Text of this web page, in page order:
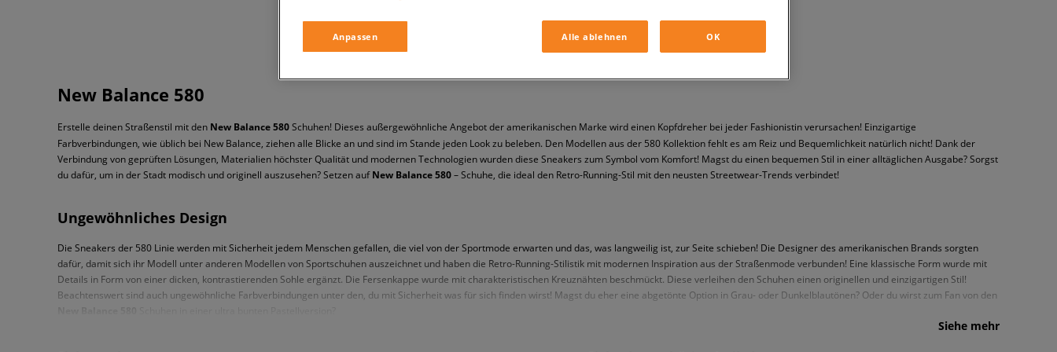
New Balance 580
Erstelle deinen Straßenstil mit den New Balance 580Schuhen! Dieses außergewöhnliche Angebot der amerikanischen Marke wird einen Kopfdreher bei jeder Fashionistin verursachen! Einzigartige
Farbverbindungen, wie üblich bei New Balance, ziehen alle Blicke an und sind im Stande jeden Look zu beleben. Den Modellen aus der 580 Kollektion fehlt es am Reiz und Bequemlichkeit natürlich nicht! Dank der
Verbindung von geprüften Lösungen, Materialien höchster Qualität und modernen Technologien wurden diese Sneakers zum Symbol vom Komfort! Magst du einen bequemen Stil in einer alltäglichen Ausgabe? Sorgst
du dafür, um in der Stadt modisch und originell auszusehen? Setzen aufNew Balance 580– Schuhe, die ideal den Retro-Running-Stil mit den neusten Streetwear-Trends verbindet!
Ungewöhnliches Design
Die Sneakers der 580 Linie werden mit Sicherheit jedem Menschen gefallen, die viel von der Sportmode erwarten und das, was langweilig ist, zur Seite schieben! Die Designer des amerikanischen Brands sorgten
dafür, damit sich ihr Modell unter anderen Modellen von Sportschuhen auszeichnet und haben die Retro-Running-Stilistik mit modernen Inspiration aus der Straßenmode verbunden! Eine klassische Form wurde mit
Details in Form von einer dicken, kontrastierenden Sohle ergänzt. Die Fersenkappe wurde mit charakteristischen Kreuznähten beschmückt. Diese verleihen den Schuhen einen originellen und einzigartigen Stil!
Beachtenswert sind auch ungewöhnliche Farbverbindungen unter den, du mit Sicherheit was für sich finden wirst! Magst du eher eine abgetönte Option in Grau- oder Dunkelblautönen? Oder du wirst zum Fan von den
Siehe mehr
Anpassen Alle ablehnen OK